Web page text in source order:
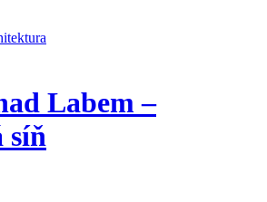
Labem –
síň